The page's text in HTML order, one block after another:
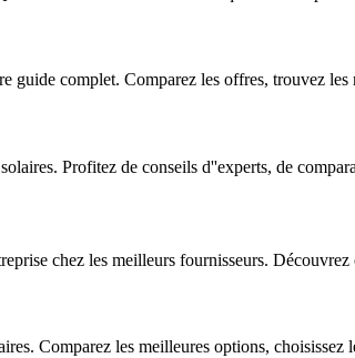
complet. Comparez les offres, trouvez les
Profitez de conseils d''experts, de
chez les meilleurs fournisseurs.
Comparez les meilleures options,